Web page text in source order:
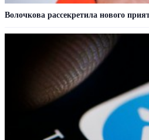
Волочкова рассекретила нового